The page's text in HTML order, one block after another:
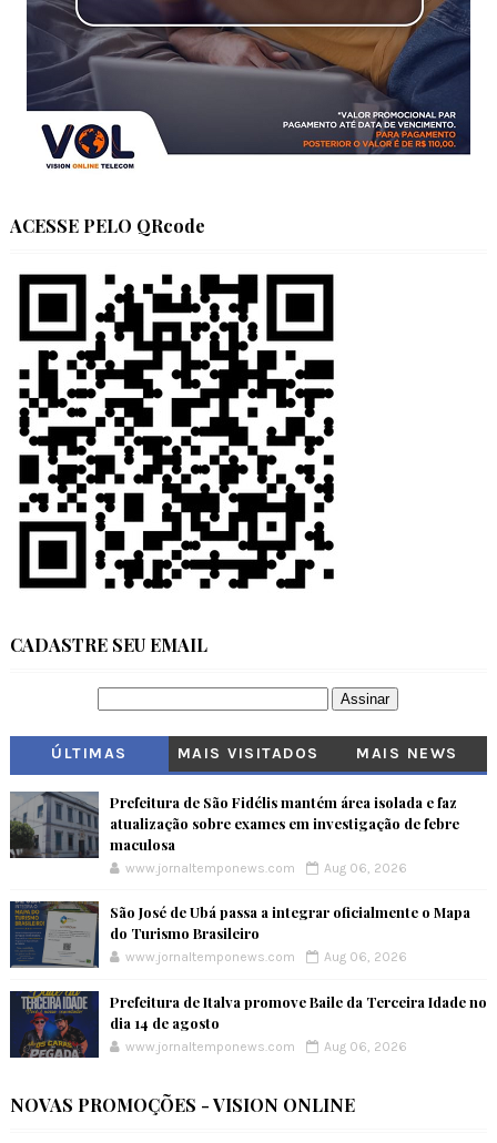
ACESSE PELO QRcode
CADASTRE SEU EMAIL
ÚLTIMAS MAIS VISITADOS MAIS NEWS
Prefeitura de São Fidélis mantém área isolada e faz
atualização sobre exames em investigação de febre
maculosa
www.jornaltemponews.com Aug 06, 2026
São José de Ubá passa a integrar oficialmente o Mapa
do Turismo Brasileiro
www.jornaltemponews.com Aug 06, 2026
Prefeitura de Italva promove Baile da Terceira Idade no
dia 14 de agosto
www.jornaltemponews.com Aug 06, 2026
NOVAS PROMOÇÕES - VISION ONLINE